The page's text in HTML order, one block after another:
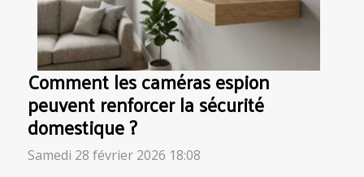
Comment les caméras espion
peuvent renforcer la sécurité
domestique ?
Samedi 28 février 2026 18:08